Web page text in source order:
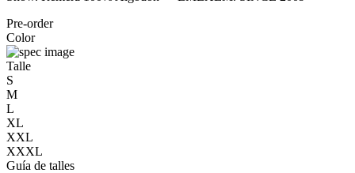
Pre-order
Color
Talle
S
M
L
XL
XXL
XXXL
Guía de talles